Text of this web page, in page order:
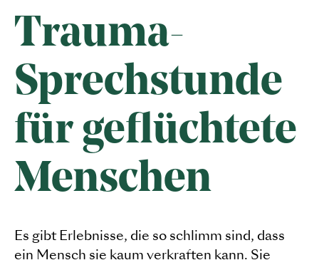
Trauma-
Sprechstunde
für geflüchtete
Menschen
Es gibt Erlebnisse, die so schlimm sind, dass
ein Mensch sie kaum verkraften kann. Sie